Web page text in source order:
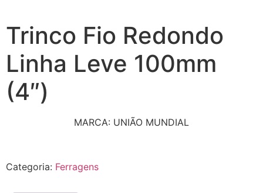
Trinco Fio Redondo
Linha Leve 100mm
(4″)
MARCA: UNIÃO MUNDIAL
Categoria: Ferragens